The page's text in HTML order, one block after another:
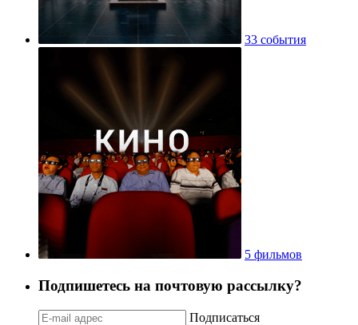
33 события
5 фильмов
Подпишетесь на почтовую рассылку?
Подписаться